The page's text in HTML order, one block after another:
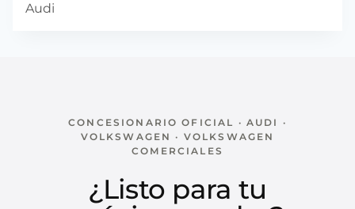
Audi
CONCESIONARIO OFICIAL · AUDI ·
VOLKSWAGEN · VOLKSWAGEN
COMERCIALES
¿Listo para tu